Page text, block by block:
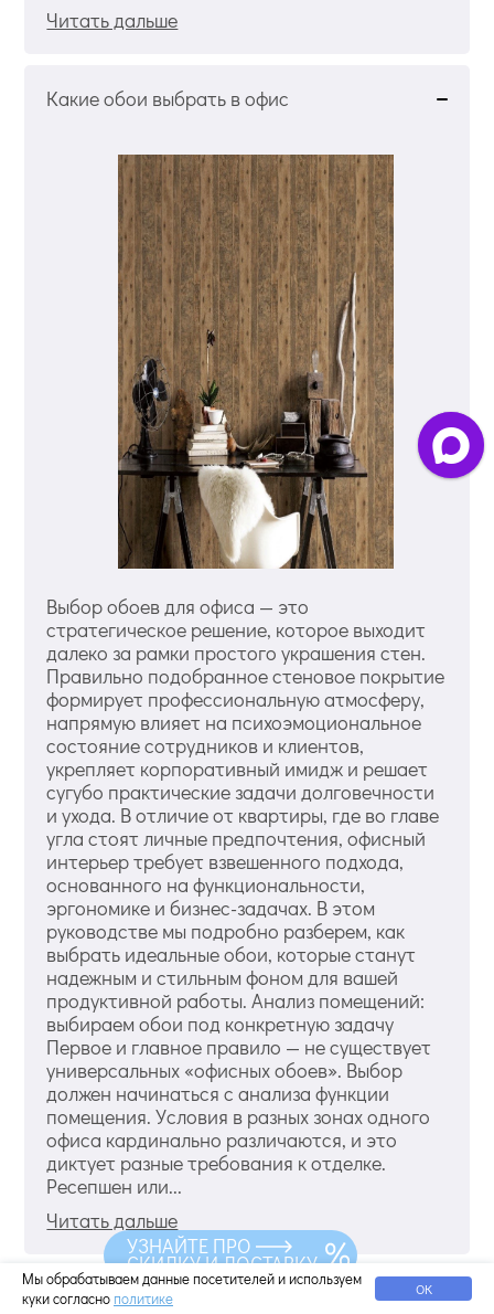
Читать дальше
Какие обои выбрать в офис
Выбор обоев для офиса — это
стратегическое решение, которое выходит
далеко за рамки простого украшения стен.
Правильно подобранное стеновое покрытие
формирует профессиональную атмосферу,
напрямую влияет на психоэмоциональное
состояние сотрудников и клиентов,
укрепляет корпоративный имидж и решает
сугубо практические задачи долговечности
и ухода. В отличие от квартиры, где во главе
угла стоят личные предпочтения, офисный
интерьер требует взвешенного подхода,
основанного на функциональности,
эргономике и бизнес-задачах. В этом
руководстве мы подробно разберем, как
выбрать идеальные обои, которые станут
надежным и стильным фоном для вашей
продуктивной работы. Анализ помещений:
выбираем обои под конкретную задачу
Первое и главное правило — не существует
универсальных «офисных обоев». Выбор
должен начинаться с анализа функции
помещения. Условия в разных зонах одного
офиса кардинально различаются, и это
диктует разные требования к отделке.
Ресепшен или...
Читать дальше
Чем отличаются виниловые обои от
Мы обрабатываем данные посетителей и используем
куки согласно политике ОК
УЗНАЙТЕ ПРО
СКИДКУ И ДОСТАВКУ